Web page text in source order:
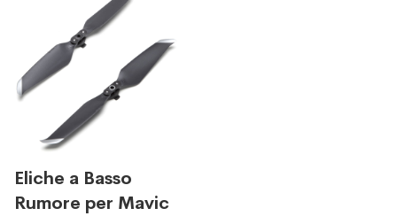
Eliche a Basso
Rumore per Mavic